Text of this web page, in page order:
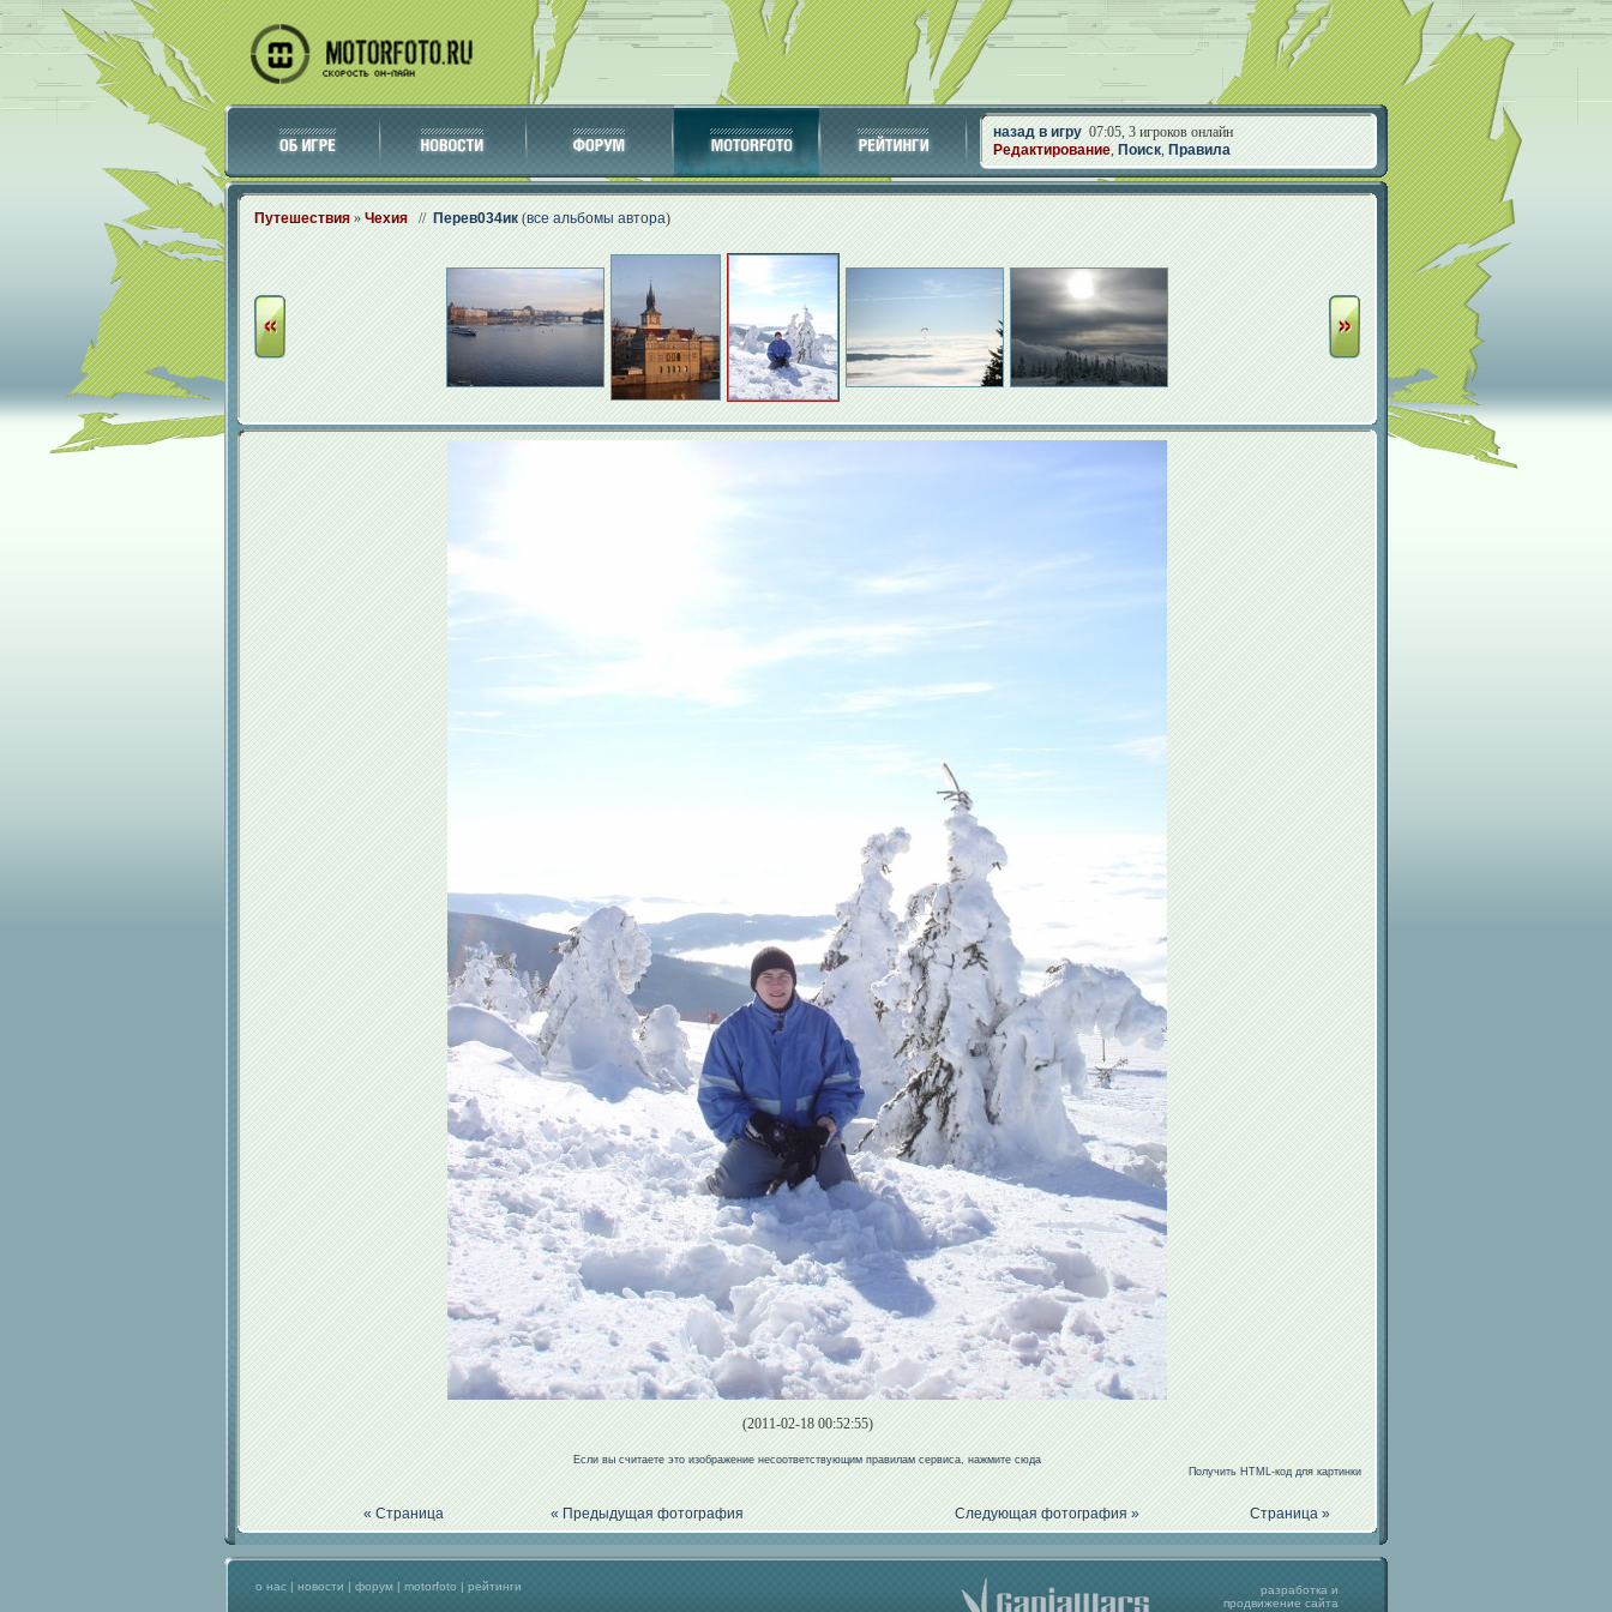
назад в игру 07:05, 3 игроков онлайн
Редактирование, Поиск, Правила
Путешествия » Чехия // Перев034ик (все альбомы автора)
(2011-02-18 00:52:55)
Если вы считаете это изображение несоответствующим правилам сервиса, нажмите сюда
Получить HTML-код для картинки
« Страница « Предыдущая фотография Следующая фотография » Страница »
о нас | новости | форум | motorfoto | рейтинги разработка и
продвижение сайта